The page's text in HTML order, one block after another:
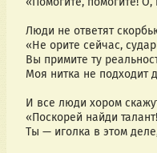
Люди не ответят
«Не орите сейчас,
Вы примите ту
Моя нитка не подходит
И все люди хором
«Поскорей найди талант!
Ты — иголка в этом